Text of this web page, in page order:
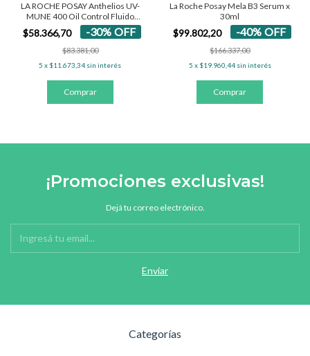
LA ROCHE POSAY Anthelios UV-
MUNE 400 Oil Control Fluido
SPF50+
$58.366,70 -30%OFF
$83.381,00
5 x $11.673,34 sin interés
La Roche Posay Mela B3 Serum x
30ml
$99.802,20 -40% OFF
$166.337,00
5 x $19.960,44 sin interés
¡Promociones exclusivas!
Dejá tu correo electrónico.
Categorías